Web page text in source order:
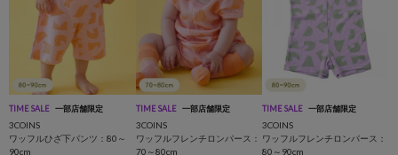
TIME SALE 一部店舗限定
3COINS
ワッフルひざ下パンツ：80～
90cm
TIME SALE 一部店舗限定
3COINS
ワッフルフレンチロンパース：
70～80cm
TIME SALE 一部店舗限定
3COINS
ワッフルフレンチロンパース：
80～90cm